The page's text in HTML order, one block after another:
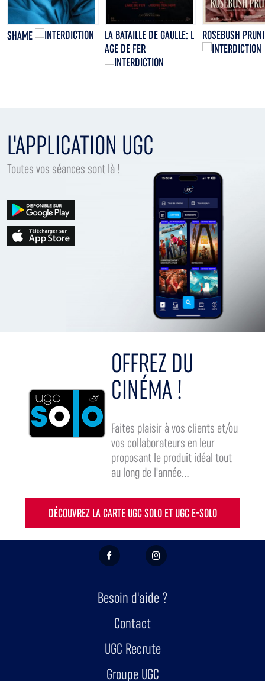
SHAME
LA BATAILLE DE GAULLE: L
AGE DE FER
ROSEBUSH
L'APPLICATION UGC
Toutes vos séances sont là !
OFFREZ DU
CINÉMA !
Faites plaisir à vos clients et/ou
vos collaborateurs en leur
proposant le produit idéal tout
au long de l'année...
DÉCOUVREZ LA CARTE UGC SOLO ET UGC E-SOLO
FACEBOOK INSTAGRAM
Besoin d'aide ?
Contact
UGC Recrute
Groupe UGC